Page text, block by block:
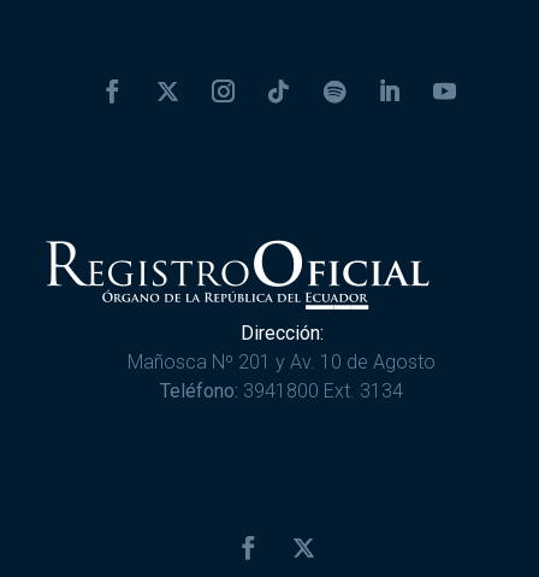
Dirección:
Mañosca Nº 201 y Av. 10 de Agosto
Teléfono: 3941800 Ext. 3134